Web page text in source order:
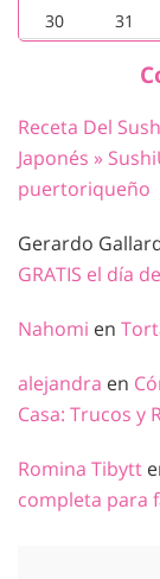
30
31
Receta Del
Japonés »
puertoriqueño
Gerardo
GRATIS el día
Nahomi en
alejandra en
Casa: Trucos y
Romina Tibytt
completa para